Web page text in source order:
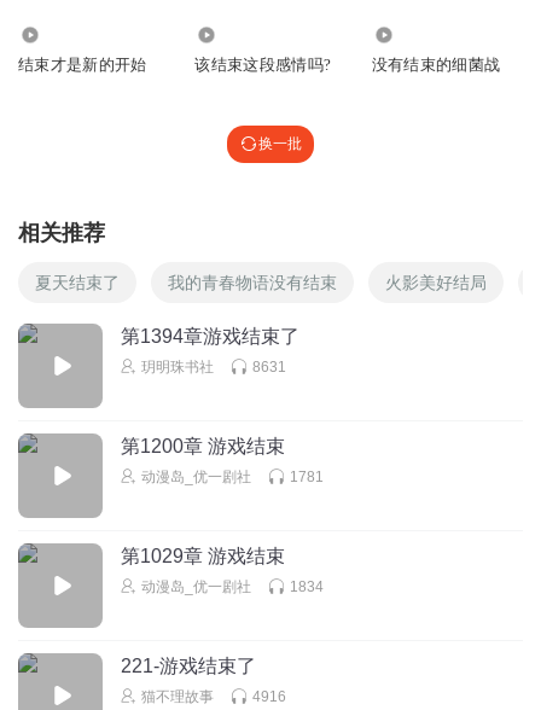
结束才是新的开始 该结束这段感情吗? 没有结束的细菌战
换一批
相关推荐
夏天结束了 我的青春物语没有结束 火影美好结局
第1394章游戏结束了
玥明珠书社 8631
第1200章 游戏结束
动漫岛_优一剧社 1781
第1029章 游戏结束
动漫岛_优一剧社 1834
221-游戏结束了
猫不理故事 4916